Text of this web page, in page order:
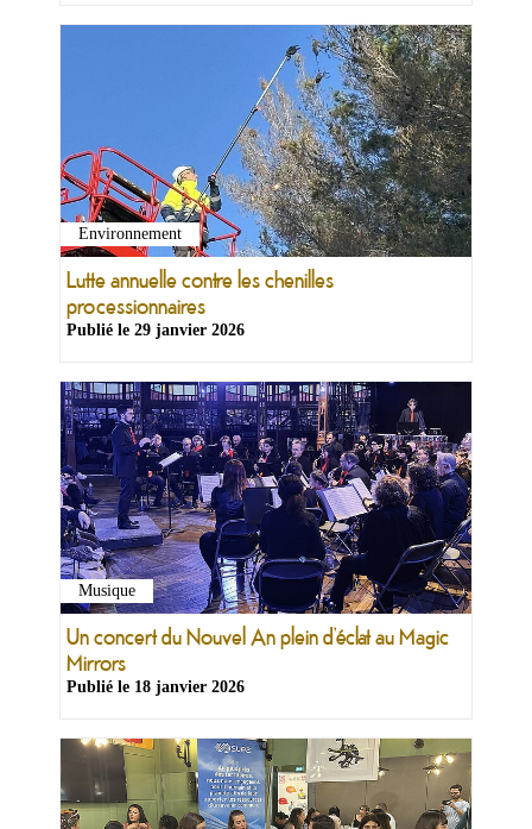
Environnement
Lutte annuelle contre les chenilles
processionnaires
Publié le 29 janvier 2026
Musique
Un concert du Nouvel An plein d’éclat au Magic
Mirrors
Publié le 18 janvier 2026